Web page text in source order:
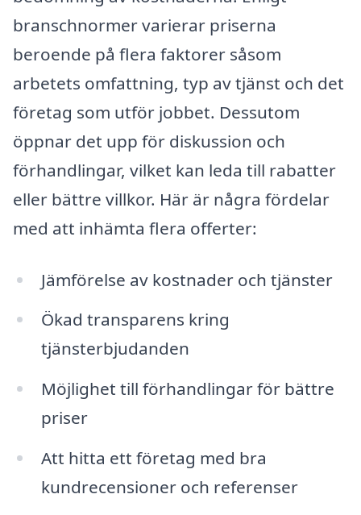
branschnormer varierar priserna
beroende på flera faktorer såsom
arbetets omfattning, typ av tjänst och det
företag som utför jobbet. Dessutom
öppnar det upp för diskussion och
förhandlingar, vilket kan leda till rabatter
eller bättre villkor. Här är några fördelar
med att inhämta flera offerter:
Jämförelse av kostnader och tjänster
Ökad transparens kring
tjänsterbjudanden
Möjlighet till förhandlingar för bättre
priser
Att hitta ett företag med bra
kundrecensioner och referenser